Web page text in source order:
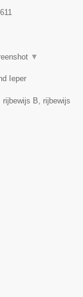
▼
Ieper
rijbewijs B, rijbewijs